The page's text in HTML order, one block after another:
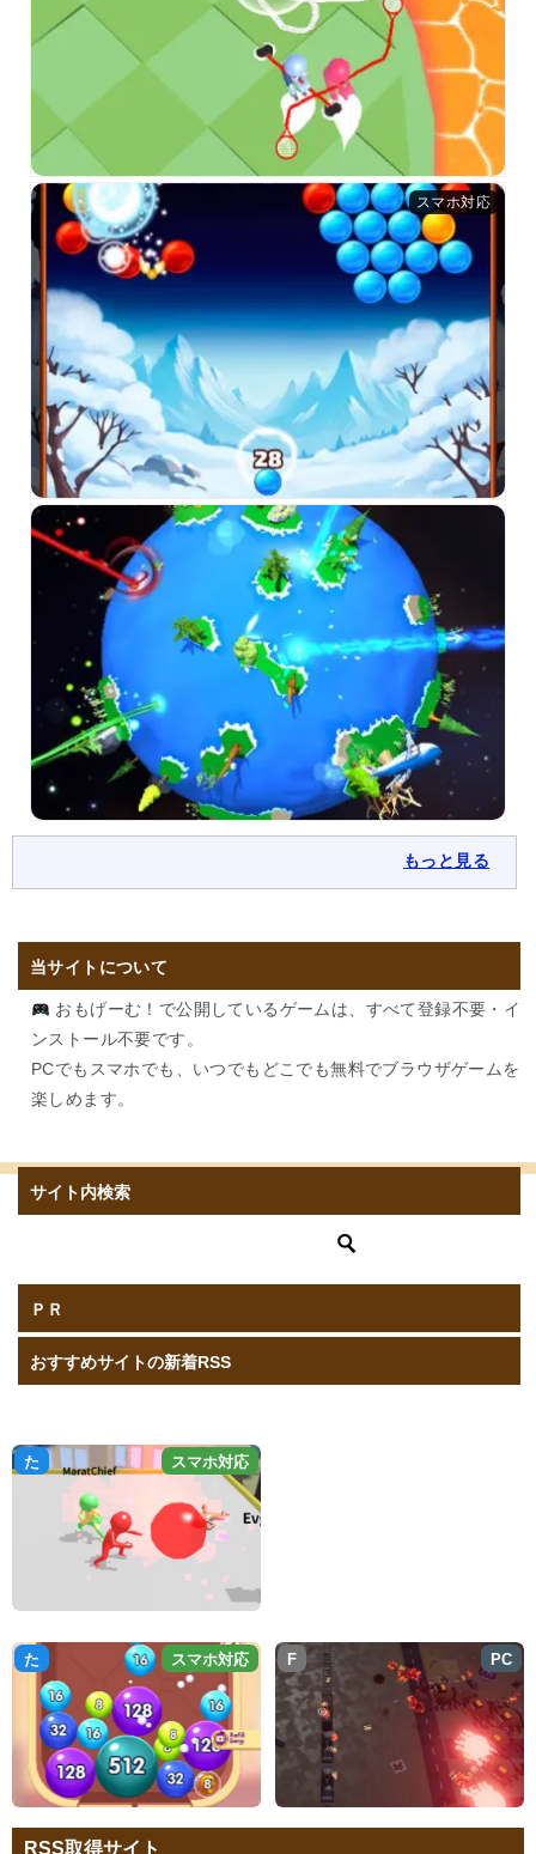
もっと見る
当サイトについて
おもげーむ！で公開しているゲームは、すべて登録不要・イ
ンストール不要です。
PCでもスマホでも、いつでもどこでも無料でブラウザゲームを
楽しめます。
サイト内検索
ＰＲ
おすすめサイトの新着RSS
た
スマホ対応
マ
ホ
対
た スマホ対応 F PC